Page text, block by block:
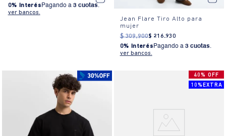
0% Interés Pagando a 3 cuotas.
ver bancos.
Jean Flare Tiro Alto para
mujer
$ 309.900$ 216.930
0% Interés Pagando a 3 cuotas.
ver bancos.
40% OFF
10%EXTRA